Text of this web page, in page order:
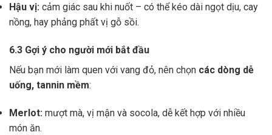
Hậu vị: cảm giác sau khi nuốt – có thể kéo dài ngọt dịu, cay
nồng, hay phảng phất vị gỗ sồi.
6.3 Gợi ý cho người mới bắt đầu
Nếu bạn mới làm quen với vang đỏ, nên chọn các dòng dễ
uống, tannin mềm:
Merlot: mượt mà, vị mận và socola, dễ kết hợp với nhiều
món ăn.